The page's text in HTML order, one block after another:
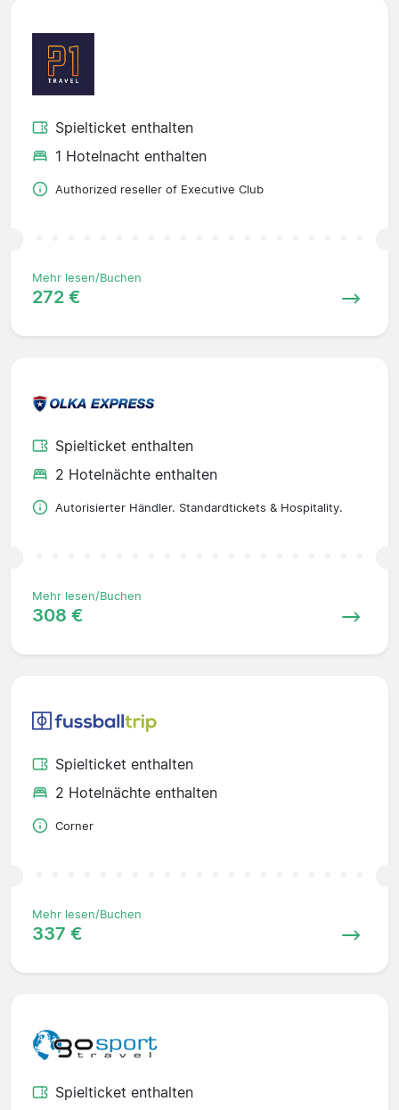
Spielticket enthalten
1 Hotelnacht enthalten
Authorized reseller of Executive Club
Mehr lesen/Buchen
272 €
Spielticket enthalten
2 Hotelnächte enthalten
Autorisierter Händler. Standardtickets & Hospitality.
Mehr lesen/Buchen
308 €
Spielticket enthalten
2 Hotelnächte enthalten
Corner
Mehr lesen/Buchen
337 €
Spielticket enthalten